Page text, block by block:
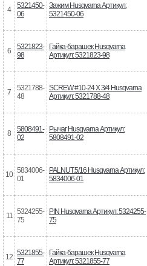
4
5321450-
06
Зажим Husqvarna Артикул:
5321450-06
6
5321823-
98
Гайка-барашек Husqvarna
Артикул: 5321823-98
7
5321788-
48
SCREW #10-24 X 3/4 Husqvarna
Артикул: 5321788-48
8
5808491-
02
Рычаг Husqvarna Артикул:
5808491-02
10 5834006-
01
PALNUT.5/16 Husqvarna Артикул:
5834006-01
11
5324255-
75
PIN Husqvarna Артикул: 5324255-
75
12 5321855-
77
Гайка-барашек Husqvarna
Артикул: 5321855-77